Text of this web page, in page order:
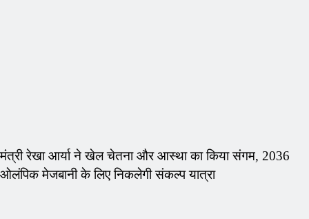
मंत्री रेखा आर्या ने खेल चेतना और आस्था का किया संगम, 2036
ओलंपिक मेजबानी के लिए निकलेगी संकल्प यात्रा